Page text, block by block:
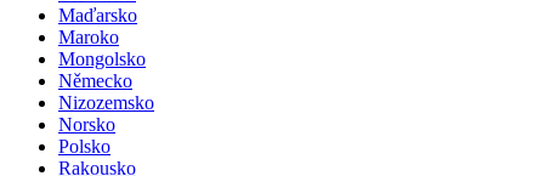
Maďarsko
Maroko
Mongolsko
Německo
Nizozemsko
Norsko
Polsko
Rakousko